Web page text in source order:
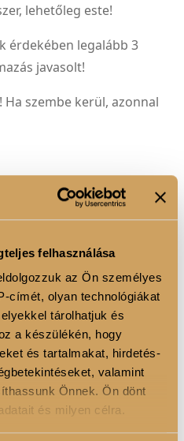
felhasználása
az Ön személyes
címét, olyan technológiákat
tárolhatjuk és
a készülékén, hogy
és tartalmakat, hirdetés-
valamint
Önnek. Ön dönt
és milyen célra.
lehetőleg este!
érdekében legalább 3
javasolt!
szembe kerül, azonnal
alkohol
hidratáló
stabilizáló